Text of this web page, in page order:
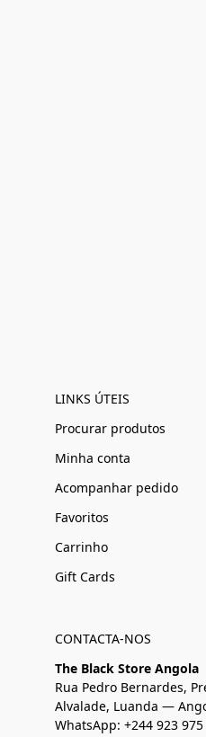
LINKS ÚTEIS
Procurar produtos
Minha conta
Acompanhar pedido
Favoritos
Carrinho
Gift Cards
CONTACTA-NOS
The Black Store Angola
Rua Pedro Bernardes,
Alvalade, Luanda —
WhatsApp: +244 923